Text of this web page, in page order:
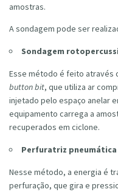
amostras.
A sondagem pode ser
Sondagem
Esse método é feito através
button bit, que utiliza ar
injetado pelo espaço anelar
equipamento carrega a
recuperados em ciclone.
Perfuratriz pneumática
Nesse método, a energia é
perfuração, que gira e